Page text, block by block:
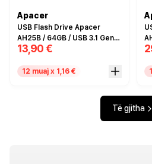
Apacer
USB Flash Drive Apacer
AH25B / 64GB / USB 3.1 Gen1
– Zezë
13,90 €
12 muaj x 1,16 €
Të gjitha